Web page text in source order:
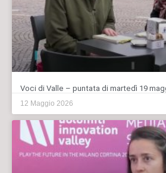
Voci di Valle – puntata di martedì 19
12 Maggio 2026